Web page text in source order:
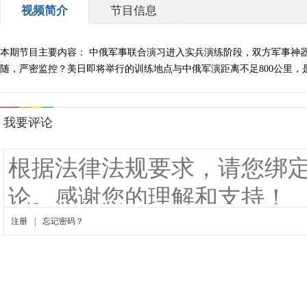
视频简介 节目信息
本期节目主要内容： 中俄军事联合演习进入实兵演练阶段，双方军事
随，严密监控？美日即将举行的训练地点与中俄军演距离不足800公里